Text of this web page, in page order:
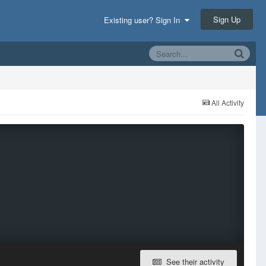
Existing user? Sign In Sign Up
All Activity
See their activity